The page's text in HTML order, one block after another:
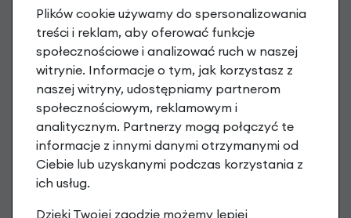
Zgarnij 20 zł na pierwsze
zakupy
Zapisz się do newslettera, aby otrzymać Kod na zakup
powyżej 199 PLN oraz informacje o nowościach i promocjach
podaj swój adres e-mail
Plików cookie używamy do spersonalizowania
treści i reklam, aby oferować funkcje
społecznościowe i analizować ruch w naszej
witrynie. Informacje o tym, jak korzystasz z
naszej witryny, udostępniamy partnerom
społecznościowym, reklamowym i
analitycznym. Partnerzy mogą połączyć te
informacje z innymi danymi otrzymanymi od
Ciebie lub uzyskanymi podczas korzystania z
ich usług.
Dzięki Twojej zgodzie możemy lepiej